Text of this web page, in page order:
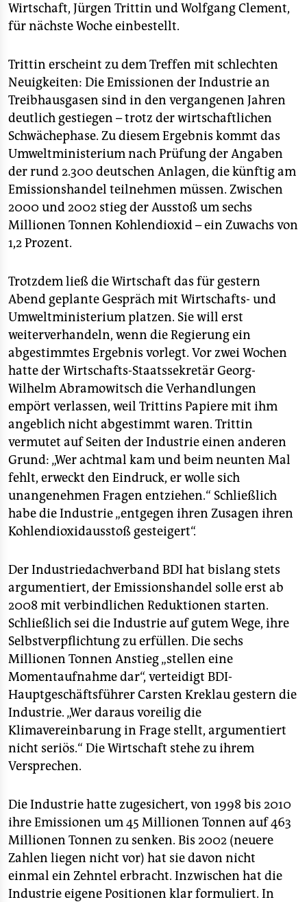
abo
epaper login
Wirtschaft, Jürgen Trittin und Wolfgang Clement,
für nächste Woche einbestellt.
Trittin erscheint zu dem Treffen mit schlechten
Neuigkeiten: Die Emissionen der Industrie an
Treibhausgasen sind in den vergangenen Jahren
deutlich gestiegen – trotz der wirtschaftlichen
Schwächephase. Zu diesem Ergebnis kommt das
Umweltministerium nach Prüfung der Angaben
der rund 2.300 deutschen Anlagen, die künftig am
Emissionshandel teilnehmen müssen. Zwischen
2000 und 2002 stieg der Ausstoß um sechs
Millionen Tonnen Kohlendioxid – ein Zuwachs von
1,2 Prozent.
Trotzdem ließ die Wirtschaft das für gestern
Abend geplante Gespräch mit Wirtschafts- und
Umweltministerium platzen. Sie will erst
weiterverhandeln, wenn die Regierung ein
abgestimmtes Ergebnis vorlegt. Vor zwei Wochen
hatte der Wirtschafts-Staatssekretär Georg-
Wilhelm Abramowitsch die Verhandlungen
empört verlassen, weil Trittins Papiere mit ihm
angeblich nicht abgestimmt waren. Trittin
vermutet auf Seiten der Industrie einen anderen
Grund: „Wer achtmal kam und beim neunten Mal
fehlt, erweckt den Eindruck, er wolle sich
unangenehmen Fragen entziehen.“ Schließlich
habe die Industrie „entgegen ihren Zusagen ihren
Kohlendioxidausstoß gesteigert“.
Der Industriedachverband BDI hat bislang stets
argumentiert, der Emissionshandel solle erst ab
2008 mit verbindlichen Reduktionen starten.
Schließlich sei die Industrie auf gutem Wege, ihre
Selbstverpflichtung zu erfüllen. Die sechs
Millionen Tonnen Anstieg „stellen eine
Momentaufnahme dar“, verteidigt BDI-
Hauptgeschäftsführer Carsten Kreklau gestern die
Industrie. „Wer daraus voreilig die
Klimavereinbarung in Frage stellt, argumentiert
nicht seriös.“ Die Wirtschaft stehe zu ihrem
Versprechen.
Die Industrie hatte zugesichert, von 1998 bis 2010
ihre Emissionen um 45 Millionen Tonnen auf 463
Millionen Tonnen zu senken. Bis 2002 (neuere
Zahlen liegen nicht vor) hat sie davon nicht
einmal ein Zehntel erbracht. Inzwischen hat die
Industrie eigene Positionen klar formuliert. In